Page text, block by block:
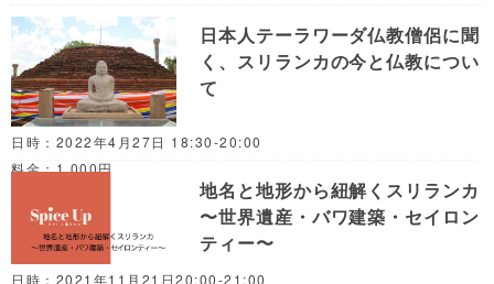
日本人テーラワーダ仏教僧侶に聞
く、スリランカの今と仏教につい
て
日時：2022年4月27日 18:30-20:00
料金：1,000円
地名と地形から紐解くスリランカ
〜世界遺産・バワ建築・セイロン
ティー〜
日時：2021年11月21日20:00-21:00